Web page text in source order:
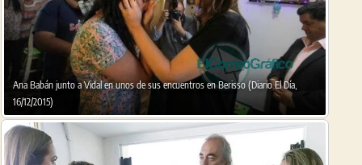
Ana Babán junto a Vidal en unos de sus encuentros en Berisso (Diario El Día,
16/12/2015)